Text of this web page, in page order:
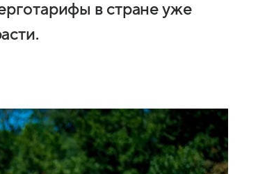
в стране уже